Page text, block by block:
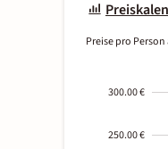
Preise pro Person
300.00 €
250.00 €